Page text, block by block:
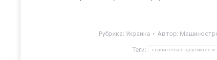
Рубрика: Украина Автор:
Теги: строительно-дорожное